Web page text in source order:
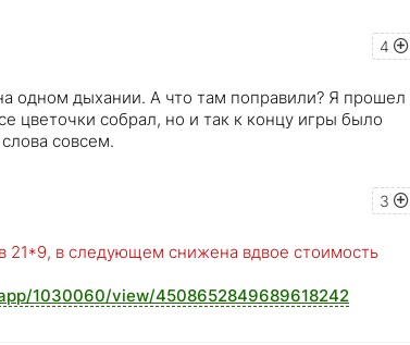
4
одном дыхании. А что там поправили? Я прошел
цветочки собрал, но и так к концу игры было
совсем.
3
21*9, в следующем снижена вдвое стоимость
1030060/view/4508652849689618242